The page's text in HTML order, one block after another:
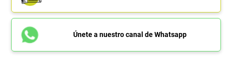
Únete a nuestro canal de Whatsapp